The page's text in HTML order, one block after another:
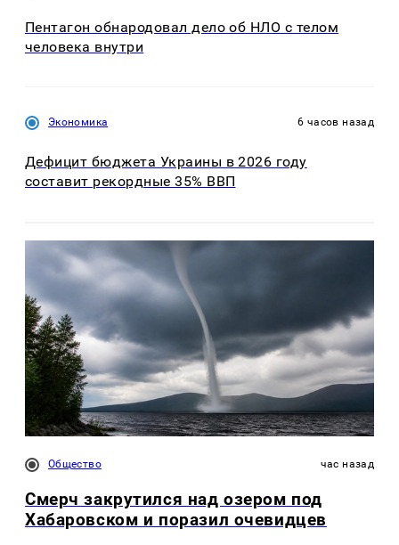
Пентагон обнародовал дело об НЛО с телом
человека внутри
Экономика 6 часов назад
Дефицит бюджета Украины в 2026 году
составит рекордные 35% ВВП
Общество час назад
Смерч закрутился над озером под
Хабаровском и поразил очевидцев